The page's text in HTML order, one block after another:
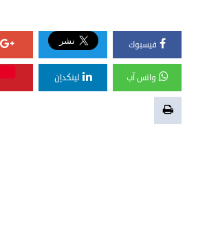
فيسبوك
واتس آب لينكدإن